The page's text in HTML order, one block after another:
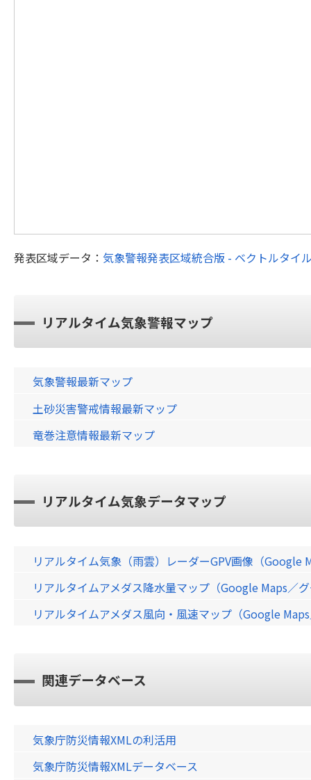
発表区域データ： 気象警報発表区域統合版 - ベクトルタイ
リアルタイム気象警報マップ
気象警報最新マップ
土砂災害警戒情報最新マップ
竜巻注意情報最新マップ
リアルタイム気象データマップ
リアルタイム気象（雨雲）レーダーGPV画像（Google
リアルタイムアメダス降水量マップ（Google Maps／
リアルタイムアメダス風向・風速マップ（Google
関連データベース
気象庁防災情報XMLの利活用
気象庁防災情報XMLデータベース